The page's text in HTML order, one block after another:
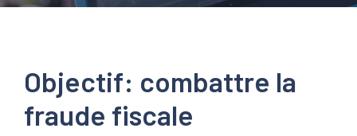
Objectif: combattre la
fraude fiscale